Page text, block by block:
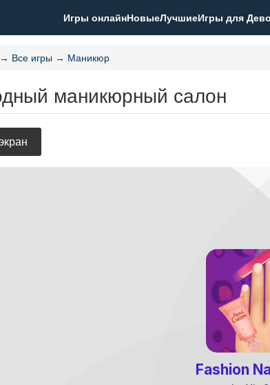
Игры онлайнНовыеЛучшиеИгры для
→ Все игры → Маникюр
маникюрный салон